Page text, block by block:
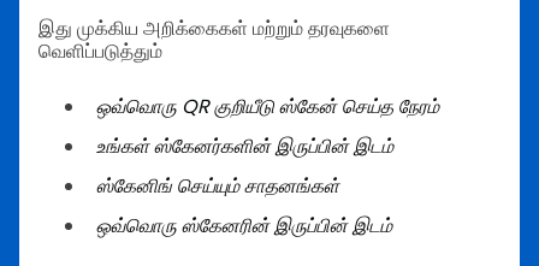
இது முக்கிய அறிக்கைகள் மற்றும் தரவுகளை
வெளிப்படுத்தும்
ஒவ்வொரு QR குறியீடு ஸ்கேன் செய்த நேரம்
உங்கள் ஸ்கேனர்களின் இருப்பின் இடம்
ஸ்கேனிங் செய்யும் சாதனங்கள்
ஒவ்வொரு ஸ்கேனரின் இருப்பின் இடம்